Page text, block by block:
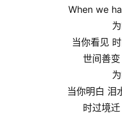
When we
当你看见
世间善
当你明白 泪
时过境